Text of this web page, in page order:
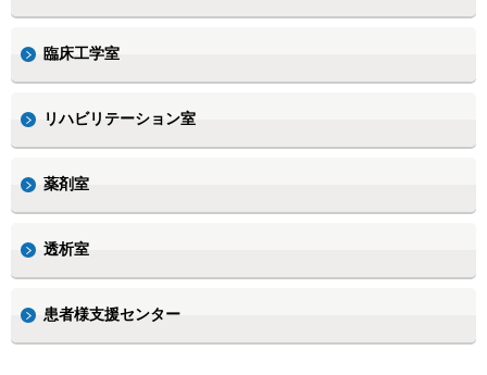
臨床工学室
リハビリテーション室
薬剤室
透析室
患者様支援センター